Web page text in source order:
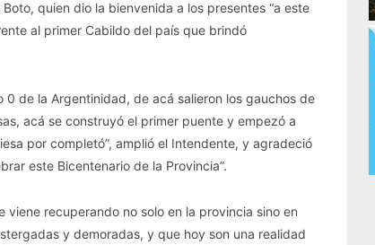
quien dio la bienvenida a los presentes “a este
al primer Cabildo del país que brindó
0 de la Argentinidad, de acá salieron los gauchos de
acá se construyó el primer puente y empezó a
por completó”, amplió el Intendente, y agradeció
este Bicentenario de la Provincia”.
viene recuperando no solo en la provincia sino en
y demoradas, y que hoy son una realidad